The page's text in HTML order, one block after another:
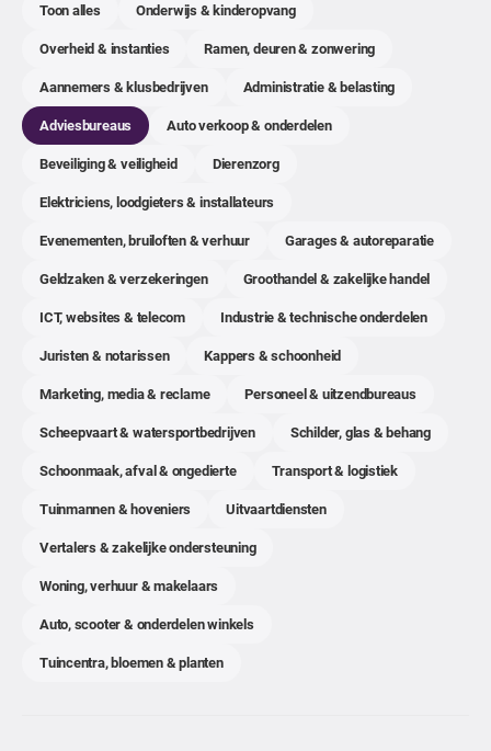
Toon alles
Onderwijs & kinderopvang
Overheid & instanties
Ramen, deuren & zonwering
Aannemers & klusbedrijven
Administratie & belasting
Adviesbureaus
Auto verkoop & onderdelen
Beveiliging & veiligheid
Dierenzorg
Elektriciens, loodgieters & installateurs
Evenementen, bruiloften & verhuur
Garages & autoreparatie
Geldzaken & verzekeringen
Groothandel & zakelijke handel
ICT, websites & telecom
Industrie & technische onderdelen
Juristen & notarissen
Kappers & schoonheid
Marketing, media & reclame
Personeel & uitzendbureaus
Scheepvaart & watersportbedrijven
Schilder, glas & behang
Schoonmaak, afval & ongedierte
Transport & logistiek
Tuinmannen & hoveniers
Uitvaartdiensten
Vertalers & zakelijke ondersteuning
Woning, verhuur & makelaars
Auto, scooter & onderdelen winkels
Tuincentra, bloemen & planten